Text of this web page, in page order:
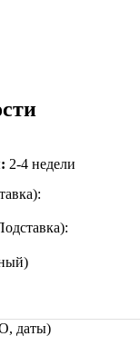
2-4 недели
даты)